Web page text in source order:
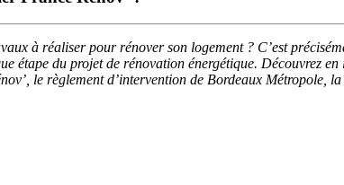
à réaliser pour rénover son logement ? C’est
étape du projet de rénovation énergétique. Découvrez en
le règlement d’intervention de Bordeaux Métropole,